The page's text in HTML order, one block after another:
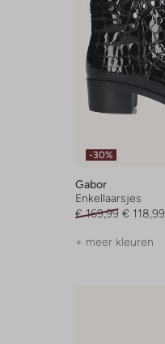
-30%
Gabor
Enkellaarsjes
€ 169,99 € 118,99
+ meer kleuren